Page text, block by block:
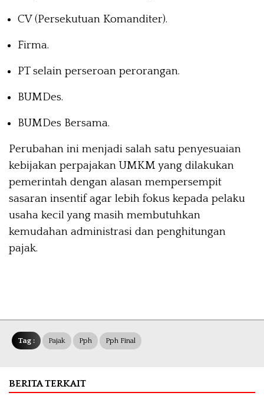
CV (Persekutuan Komanditer).
Firma.
PT selain perseroan perorangan.
BUMDes.
BUMDes Bersama.
Perubahan ini menjadi salah satu penyesuaian
kebijakan perpajakan UMKM yang dilakukan
pemerintah dengan alasan mempersempit
sasaran insentif agar lebih fokus kepada pelaku
usaha kecil yang masih membutuhkan
kemudahan administrasi dan penghitungan
pajak.
Tag : Pajak Pph Pph Final
BERITA TERKAIT